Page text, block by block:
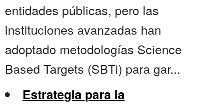
entidades públicas, pero las
instituciones avanzadas han
adoptado metodologías Science
Based Targets (SBTi) para gar...
Estrategia para la